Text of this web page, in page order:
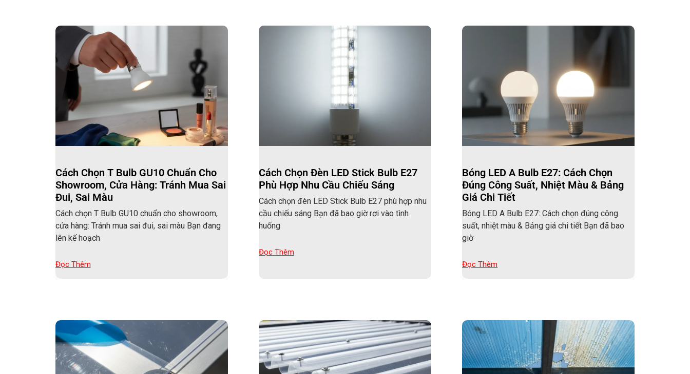
Cách Chọn T Bulb GU10 Chuẩn Cho
Showroom, Cửa Hàng: Tránh Mua Sai
Đui, Sai Màu
Cách chọn T Bulb GU10 chuẩn cho showroom,
cửa hàng: Tránh mua sai đui, sai màu Bạn đang
lên kế hoạch
Đọc Thêm
Cách Chọn Đèn LED Stick Bulb E27
Phù Hợp Nhu Cầu Chiếu Sáng
Cách chọn đèn LED Stick Bulb E27 phù hợp nhu
cầu chiếu sáng Bạn đã bao giờ rơi vào tình
huống
Đọc Thêm
Bóng LED A Bulb E27: Cách Chọn
Đúng Công Suất, Nhiệt Màu & Bảng
Giá Chi Tiết
Bóng LED A Bulb E27: Cách chọn đúng công
suất, nhiệt màu & Bảng giá chi tiết Bạn đã bao
giờ
Đọc Thêm